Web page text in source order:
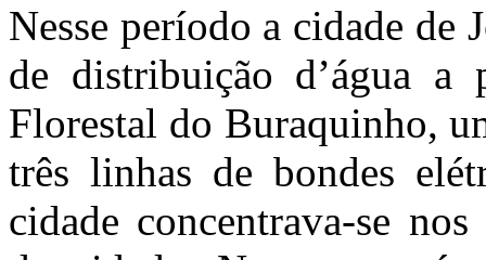
Nesse período a cidade de
de distribuição d’água a
Florestal do Buraquinho,
três linhas de bondes
cidade concentrava-se